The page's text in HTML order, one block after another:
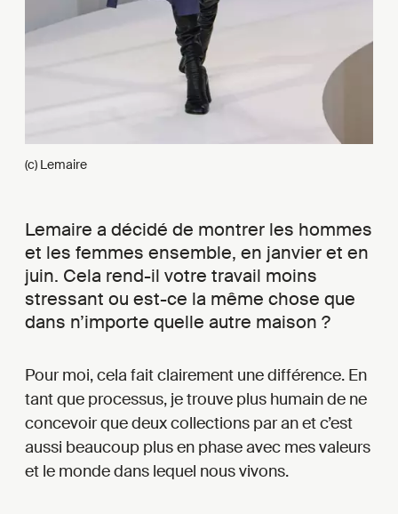
(c) Lemaire
Lemaire a décidé de montrer les hommes
et les femmes ensemble, en janvier et en
juin. Cela rend-il votre travail moins
stressant ou est-ce la même chose que
dans n’importe quelle autre maison ?
Pour moi, cela fait clairement une différence. En
tant que processus, je trouve plus humain de ne
concevoir que deux collections par an et c’est
aussi beaucoup plus en phase avec mes valeurs
et le monde dans lequel nous vivons.